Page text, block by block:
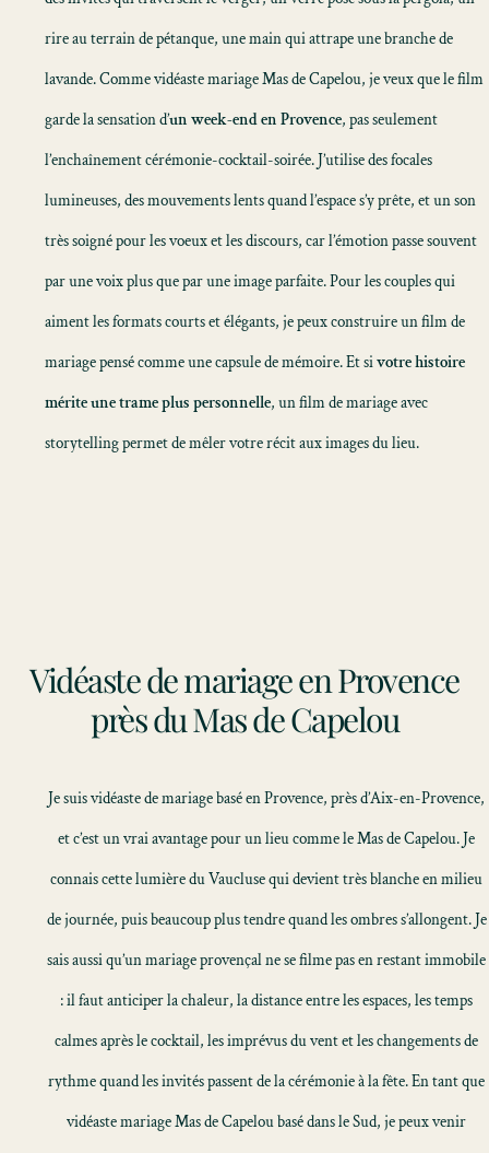
rire au terrain de pétanque, une main qui attrape une branche de
lavande. Comme vidéaste mariage Mas de Capelou, je veux que le film
garde la sensation d’un week-end en Provence, pas seulement
l’enchaînement cérémonie-cocktail-soirée. J’utilise des focales
lumineuses, des mouvements lents quand l’espace s’y prête, et un son
très soigné pour les voeux et les discours, car l’émotion passe souvent
par une voix plus que par une image parfaite. Pour les couples qui
aiment les formats courts et élégants, je peux construire unfilm de
mariagepensé comme une capsule de mémoire. Et sivotre histoire
mérite une trame plus personnelle, unfilm de mariage avec
storytellingpermet de mêler votre récit aux images du lieu.
Vidéaste de mariage en Provence
près du Mas de Capelou
Je suis vidéaste de mariage basé en Provence, près d’Aix-en-Provence,
et c’est un vrai avantage pour un lieu comme le Mas de Capelou. Je
connais cette lumière du Vaucluse qui devient très blanche en milieu
de journée, puis beaucoup plus tendre quand les ombres s’allongent. Je
sais aussi qu’un mariage provençal ne se filme pas en restant immobile
: il faut anticiper la chaleur, la distance entre les espaces, les temps
calmes après le cocktail, les imprévus du vent et les changements de
rythme quand les invités passent de la cérémonie à la fête. En tant que
vidéaste mariage Mas de Capelou basé dans le Sud, je peux venir